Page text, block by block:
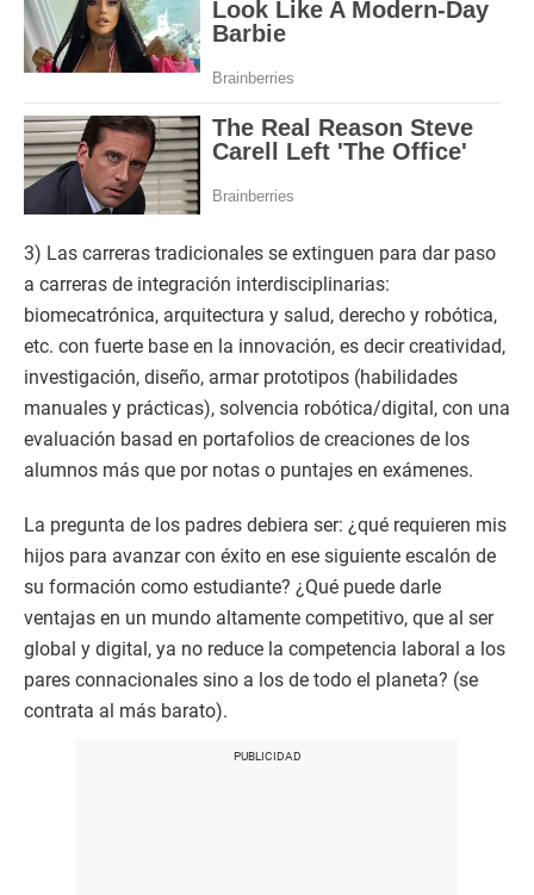
3) Las carreras tradicionales se extinguen para dar paso
a carreras de integración interdisciplinarias:
biomecatrónica, arquitectura y salud, derecho y robótica,
etc. con fuerte base en la innovación, es decir creatividad,
investigación, diseño, armar prototipos (habilidades
manuales y prácticas), solvencia robótica/digital, con una
evaluación basad en portafolios de creaciones de los
alumnos más que por notas o puntajes en exámenes.
La pregunta de los padres debiera ser: ¿qué requieren mis
hijos para avanzar con éxito en ese siguiente escalón de
su formación como estudiante? ¿Qué puede darle
ventajas en un mundo altamente competitivo, que al ser
global y digital, ya no reduce la competencia laboral a los
pares connacionales sino a los de todo el planeta? (se
contrata al más barato).